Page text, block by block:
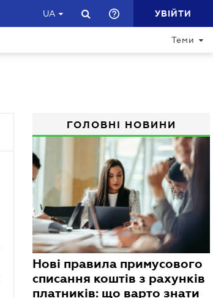
UA УВІЙТИ
Теми
ГОЛОВНІ НОВИНИ
Нові правила примусового
списання коштів з рахунків
платників: що варто знати